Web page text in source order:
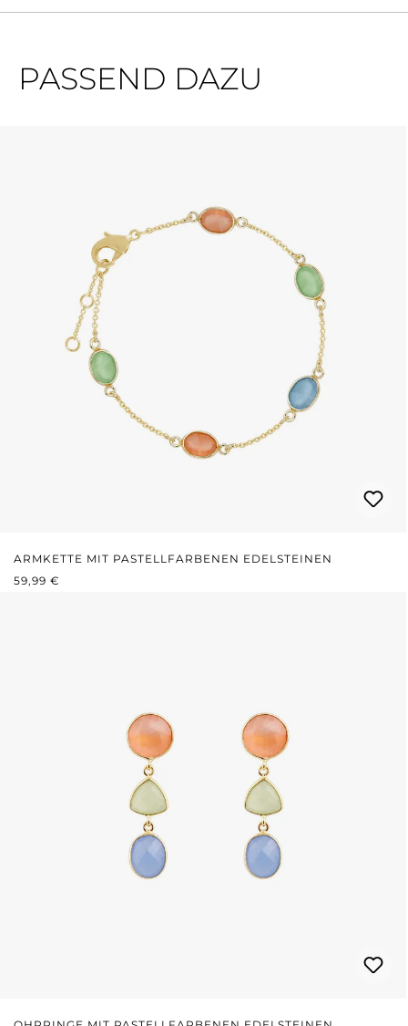
PASSEND DAZU
ARMKETTE MIT PASTELLFARBENEN EDELSTEINEN
REGULÄRER PREIS:
59,99 €